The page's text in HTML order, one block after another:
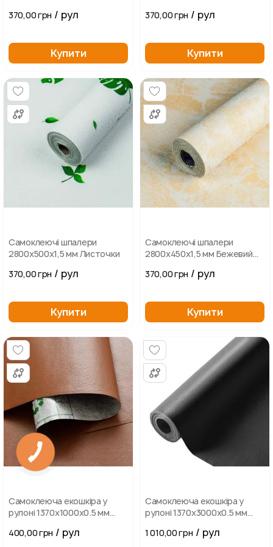
370,00 грн / рул
Купити
370,00 грн / рул
Купити
Самоклеючі шпалери
2800х500х1,5 мм Листочки
370,00 грн / рул
Купити
Самоклеючі шпалери
2800х450х1,5 мм Бежевий
370,00 грн / рул
Купити
Самоклеюча екошкіра у
рулоні 1370х1000х0.5 мм
400,00 грн / рул
Самоклеюча екошкіра у
рулоні 1370х3000х0.5 мм
1 010,00 грн / рул